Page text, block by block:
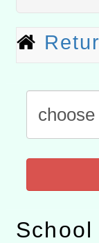
結
適
本
程
A3
t」
有
赴
轉